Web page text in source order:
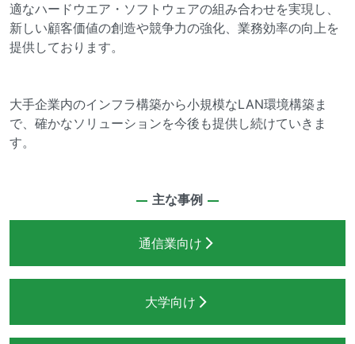
適なハードウエア・ソフトウェアの組み合わせを実現し、
新しい顧客価値の創造や競争力の強化、業務効率の向上を
提供しております。
大手企業内のインフラ構築から小規模なLAN環境構築ま
で、確かなソリューションを今後も提供し続けていきま
す。
主な事例
通信業向け
大学向け